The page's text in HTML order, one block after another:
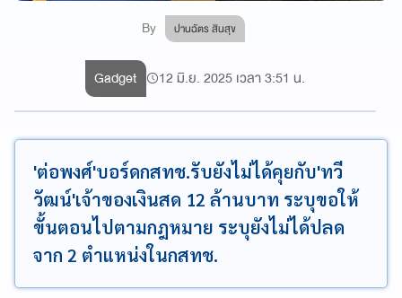
By ปานฉัตร สินสุข
Gadget 12 มิ.ย. 2025 เวลา 3:51 น.
'ต่อพงศ์'บอร์ดกสทช.รับยังไม่ได้คุยกับ'ทวี
วัฒน์'เจ้าของเงินสด 12 ล้านบาท ระบุขอให้
ขั้นตอนไปตามกฎหมาย ระบุยังไม่ได้ปลด
จาก 2 ตำแหน่งในกสทช.